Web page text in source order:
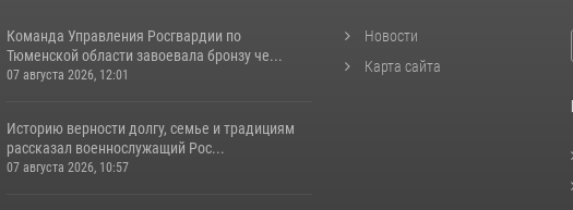
Команда Управления Росгвардии по
Тюменской области завоевала бронзу че...
07 августа 2026, 12:01
Историю верности долгу, семье и традициям
рассказал военнослужащий Рос...
07 августа 2026, 10:57
Новости
Карта сайта